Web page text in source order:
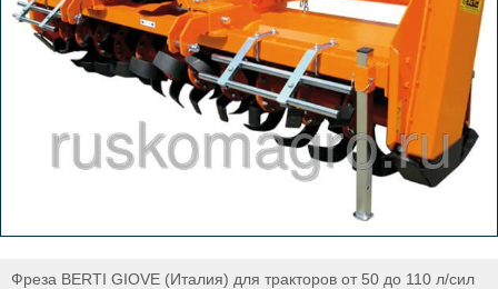
Фреза BERTI GIOVE (Италия) для тракторов от 50 до 110 л/сил